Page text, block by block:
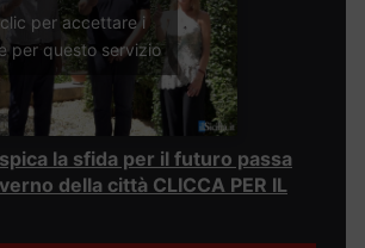
per accettare i
per questo servizio
la sfida per il futuro passa
della città CLICCA PER IL